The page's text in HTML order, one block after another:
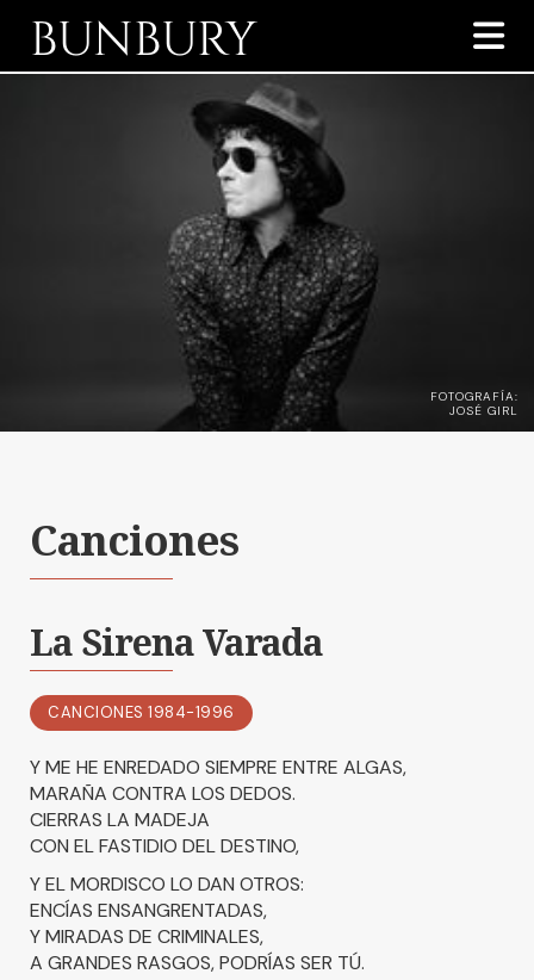
BUNBURY 
FOTOGRAFÍA:
JOSÉ GIRL
Canciones
La Sirena Varada
CANCIONES 1984-1996
Y ME HE ENREDADO SIEMPRE ENTRE ALGAS,
MARAÑA CONTRA LOS DEDOS.
CIERRAS LA MADEJA
CON EL FASTIDIO DEL DESTINO,
Y EL MORDISCO LO DAN OTROS:
ENCÍAS ENSANGRENTADAS,
Y MIRADAS DE CRIMINALES,
A GRANDES RASGOS, PODRÍAS SER TÚ.